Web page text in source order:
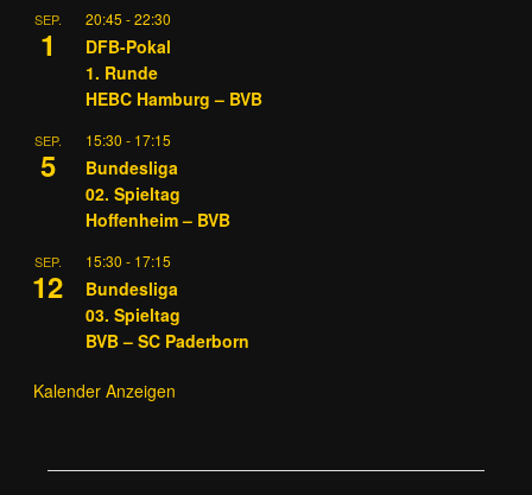
SEP.
1
20:45 -22:30
DFB-Pokal
1. Runde
HEBC Hamburg – BVB
SEP.
5
15:30 - 17:15
Bundesliga
02. Spieltag
Hoffenheim – BVB
SEP.
12
15:30 - 17:15
Bundesliga
03. Spieltag
BVB – SC Paderborn
Kalender Anzeigen